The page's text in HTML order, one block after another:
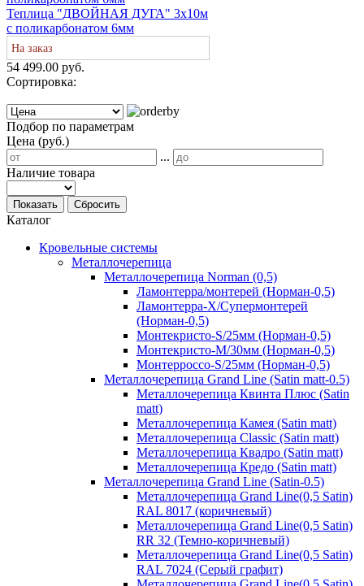
Теплица "ДВОЙНАЯ ДУГА" 3х10м
с поликарбонатом 6мм
На заказ
54 499.00 руб.
Сортировка:
Подбор по параметрам
Цена (руб.)
...
Наличие товара
Показать Сбросить
Каталог
Кровельные системы
Металлочерепица
Металлочерепица Norman (0,5)
Ламонтерра/монтерей (Норман-0,5)
Ламонтерра-Х/Супермонтерей
(Норман-0,5)
Монтекристо-S/25мм (Норман-0,5)
Монтекристо-M/30мм (Норман-0,5)
Монтерроссо-S/25мм (Норман-0,5)
Металлочерепица Grand Line (Satin matt-0.5)
Металлочерепица Квинта Плюс (Satin
matt)
Металлочерепица Камея (Satin matt)
Металлочерепица Classic (Satin matt)
Металлочерепица Квадро (Satin matt)
Металлочерепица Кредо (Satin matt)
Металлочерепица Grand Line (Satin-0.5)
Металлочерепица Grand Line(0,5 Satin)
RAL 8017 (коричневый)
Металлочерепица Grand Line(0,5 Satin)
RR 32 (Темно-коричневый)
Металлочерепица Grand Line(0,5 Satin)
RAL 7024 (Серый графит)